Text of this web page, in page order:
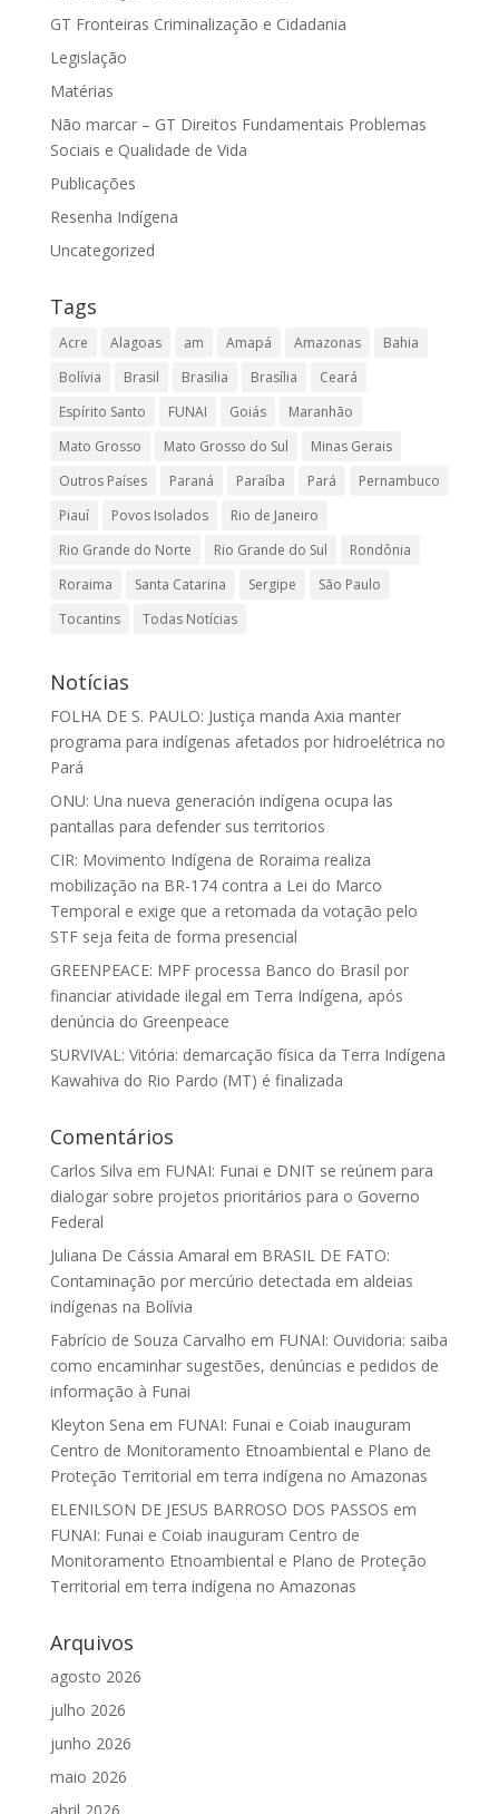
GT Fronteiras Criminalização e Cidadania
Legislação
Matérias
Não marcar – GT Direitos Fundamentais Problemas
Sociais e Qualidade de Vida
Publicações
Resenha Indígena
Uncategorized
Tags
Acre Alagoas am Amapá Amazonas
Bahia
Bolívia
Brasil Brasilia Brasília
Ceará
Espírito Santo
FUNAI Goiás
Maranhão
Mato Grosso
Mato Grosso do Sul
Minas Gerais
Outros Países
Paraná Paraíba Pará
Pernambuco
Piauí
Povos Isolados
Rio de Janeiro
Rio Grande do Norte
Rio Grande do Sul
Rondônia
Roraima
Santa Catarina Sergipe
São Paulo
Tocantins
Todas Notícias
Notícias
FOLHA DE S. PAULO: Justiça manda Axia manter
programa para indígenas afetados por hidroelétrica no
Pará
ONU: Una nueva generación indígena ocupa las
pantallas para defender sus territorios
CIR: Movimento Indígena de Roraima realiza
mobilização na BR-174 contra a Lei do Marco
Temporal e exige que a retomada da votação pelo
STF seja feita de forma presencial
GREENPEACE: MPF processa Banco do Brasil por
financiar atividade ilegal em Terra Indígena, após
denúncia do Greenpeace
SURVIVAL: Vitória: demarcação física da Terra Indígena
Kawahiva do Rio Pardo (MT) é finalizada
Comentários
Carlos Silva em FUNAI: Funai e DNIT se reúnem para
dialogar sobre projetos prioritários para o Governo
Federal
Juliana De Cássia Amaral em BRASIL DE FATO:
Contaminação por mercúrio detectada em aldeias
indígenas na Bolívia
Fabrício de Souza Carvalho em FUNAI: Ouvidoria: saiba
como encaminhar sugestões, denúncias e pedidos de
informação à Funai
Kleyton Sena em FUNAI: Funai e Coiab inauguram
Centro de Monitoramento Etnoambiental e Plano de
Proteção Territorial em terra indígena no Amazonas
ELENILSON DE JESUS BARROSO DOS PASSOS em
FUNAI: Funai e Coiab inauguram Centro de
Monitoramento Etnoambiental e Plano de Proteção
Territorial em terra indígena no Amazonas
Arquivos
agosto 2026
julho 2026
junho 2026
maio 2026